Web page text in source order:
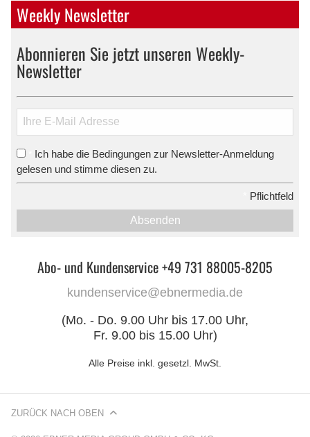
Weekly Newsletter
Abonnieren Sie jetzt unseren Weekly-
Newsletter
Ich habe die Bedingungen zur Newsletter-Anmeldung
gelesen und stimme diesen zu.
Pflichtfeld
Absenden
Abo- und Kundenservice +49 731 88005-8205
kundenservice@ebnermedia.de
(Mo. - Do. 9.00 Uhr bis 17.00 Uhr,
Fr. 9.00 bis 15.00 Uhr)
Alle Preise inkl. gesetzl. MwSt.
ZURÜCK NACH OBEN